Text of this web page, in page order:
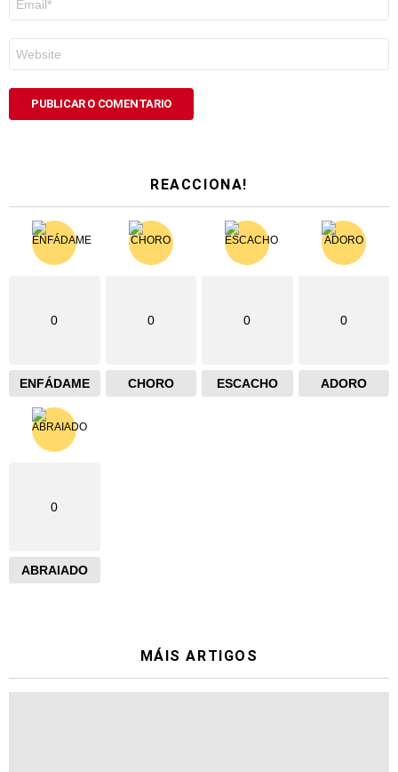
electrónico
*
REACCIONA!
0
ENFÁDAME
0
CHORO
0
ESCACHO
0
ADORO
0
ABRAIADO
MÁIS ARTIGOS